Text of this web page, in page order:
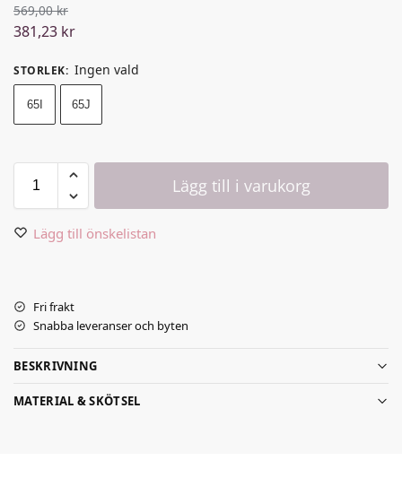
569,00kr
381,23 kr
STORLEK: Ingen vald
65I 65J
Lägg till i varukorg
Lägg till önskelistan
Fri frakt
Snabba leveranser och byten
BESKRIVNING
MATERIAL & SKÖTSEL